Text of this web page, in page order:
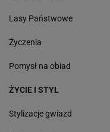
Lasy Państwowe
Życzenia
Pomysł na obiad
ŻYCIE I STYL
Stylizacje gwiazd